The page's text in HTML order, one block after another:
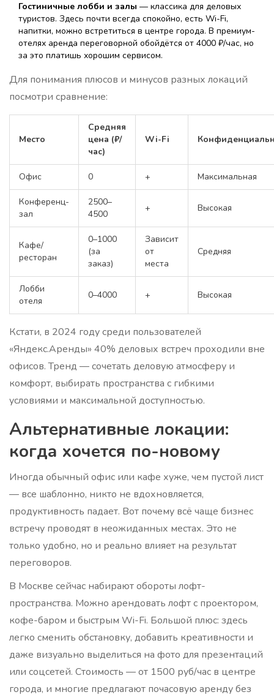
Гостиничные лобби и залы — классика для деловых
туристов. Здесь почти всегда спокойно, есть Wi-Fi,
напитки, можно встретиться в центре города. В премиум-
отелях аренда переговорной обойдётся от 4000 ₽/час, но
за это платишь хорошим сервисом.
Для понимания плюсов и минусов разных локаций
посмотри сравнение:
Место
Средняя
цена (₽/
час)
Wi-Fi
Офис 0 + Максимальная
Конференц-
зал
2500–
4500
+ Высокая
Кафе/
ресторан
0–1000
(за
заказ)
Зависит
от
места
Средняя
Лобби
отеля
0–4000 + Высокая
Кстати, в 2024 году среди пользователей
«Яндекс.Аренды» 40% деловых встреч проходили вне
офисов. Тренд — сочетать деловую атмосферу и
комфорт, выбирать пространства с гибкими
условиями и максимальной доступностью.
Альтернативные локации:
когда хочется по-новому
Иногда обычный офис или кафе хуже, чем пустой лист
— все шаблонно, никто не вдохновляется,
продуктивность падает. Вот почему всё чаще бизнес
встречу проводят в неожиданных местах. Это не
только удобно, но и реально влияет на результат
переговоров.
В Москве сейчас набирают обороты лофт-
пространства. Можно арендовать лофт с проектором,
кофе-баром и быстрым Wi-Fi. Большой плюс: здесь
легко сменить обстановку, добавить креативности и
даже визуально выделиться на фото для презентаций
или соцсетей. Стоимость — от 1500 руб/час в центре
города, и многие предлагают почасовую аренду без